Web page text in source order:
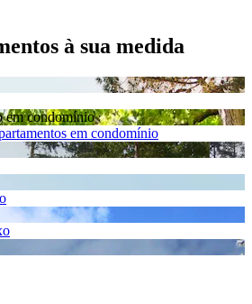
à sua medida
em condomínio
em condomínio